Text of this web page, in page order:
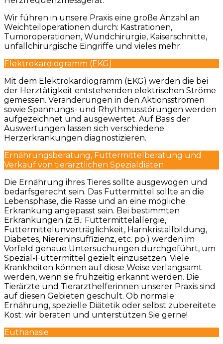
Wir führen in unsere Praxis eine große Anzahl an
Weichteiloperationen durch: Kastrationen,
Tumoroperationen, Wundchirurgie, Kaiserschnitte,
unfallchirurgische Eingriffe und vieles mehr.
Elektrokardiogramm (EKG)
Mit dem Elektrokardiogramm (EKG) werden die bei
der Herztätigkeit entstehenden elektrischen Ströme
gemessen. Veränderungen in den Aktionsströmen
sowie Spannungs- und Rhythmusstörungen werden
aufgezeichnet und ausgewertet. Auf Basis der
Auswertungen lassen sich verschiedene
Herzerkrankungen diagnostizieren.
Ernährungsberatung, Futtermittelberatung und
Verkauf von tierärztlichen Spezialdiäten
Die Ernährung ihres Tieres sollte ausgewogen und
bedarfsgerecht sein. Das Futtermittel sollte an die
Lebensphase, die Rasse und an eine mögliche
Erkrankung angepasst sein. Bei bestimmten
Erkrankungen (z.B.: Futtermittelallergie,
Futtermittelunverträglichkeit, Harnkristallbildung,
Diabetes, Niereninsuffizienz, etc. pp.) werden im
Vorfeld genaue Untersuchungen durchgeführt, um
Spezial-Futtermittel gezielt einzusetzen. Viele
Krankheiten können auf diese Weise verlangsamt
werden, wenn sie frühzeitig erkannt werden. Die
Tierärzte und Tierarzthelferinnen unserer Praxis sind
auf diesen Gebieten geschult. Ob normale
Ernährung, spezielle Diätetik oder selbst zubereitete
Kost: wir beraten und unterstützen Sie gerne!
Euthanasie